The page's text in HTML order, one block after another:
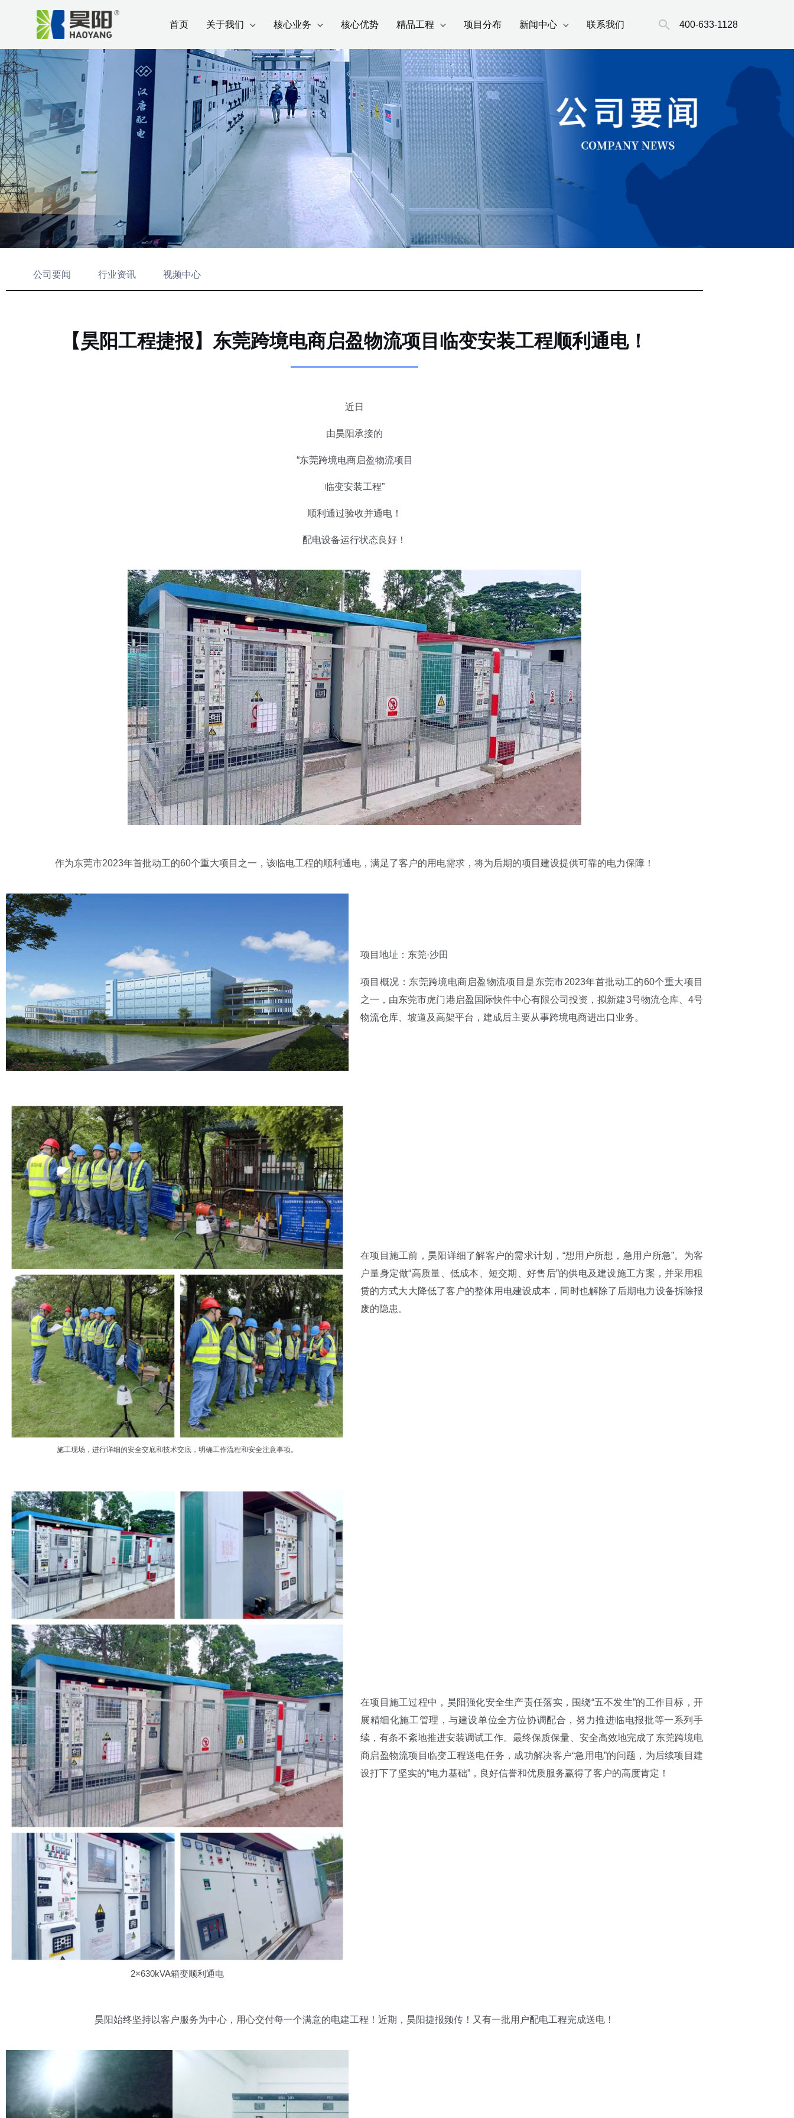
容
首页 关于我们 核心业务 核心优势 精品工程 项目分布 新闻中心 联系我们
搜
索
400-633-1128
公司要闻 行业资讯 视频中心
【昊阳工程捷报】东莞跨境电商启盈物流项目临变安装工程顺利通电！
近日
由昊阳承接的
“东莞跨境电商启盈物流项目
临变安装工程”
顺利通过验收并通电！
配电设备运行状态良好！
作为东莞市2023年首批动工的60个重大项目之一，该临电工程的顺利通电，满足了客户的用电需求，将为后期的项目建设提供可靠的电力保障！
项目地址：东莞·沙田
项目概况：东莞跨境电商启盈物流项目是东莞市2023年首批动工的60个重大项目
之一，由东莞市虎门港启盈国际快件中心有限公司投资，拟新建3号物流仓库、4号
物流仓库、坡道及高架平台，建成后主要从事跨境电商进出口业务。
施工现场，进行详细的安全交底和技术交底，明确工作流程和安全注意事项。
在项目施工前，昊阳详细了解客户的需求计划，“想用户所想，急用户所急”。为客
户量身定做“高质量、低成本、短交期、好售后”的供电及建设施工方案，并采用租
赁的方式大大降低了客户的整体用电建设成本，同时也解除了后期电力设备拆除报
废的隐患。
2×630kVA箱变顺利通电
在项目施工过程中，昊阳强化安全生产责任落实，围绕“五不发生”的工作目标，开
展精细化施工管理，与建设单位全方位协调配合，努力推进临电报批等一系列手
续，有条不紊地推进安装调试工作。最终保质保量、安全高效地完成了东莞跨境电
商启盈物流项目临变工程送电任务，成功解决客户“急用电”的问题，为后续项目建
设打下了坚实的“电力基础”，良好信誉和优质服务赢得了客户的高度肯定！
昊阳始终坚持以客户服务为中心，用心交付每一个满意的电建工程！近期，昊阳捷报频传！又有一批用户配电工程完成送电！
navigation